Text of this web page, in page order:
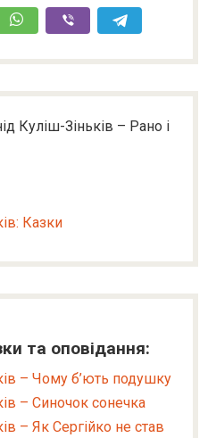
Куліш-Зіньків – Рано і
Казки
та оповідання:
– Чому б’ють подушку
– Синочок сонечка
– Як Сергійко не став